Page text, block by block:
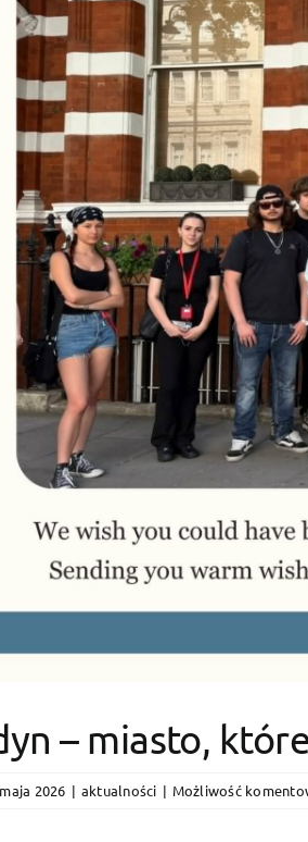
– miasto,
2026 | aktualności | Możliwość